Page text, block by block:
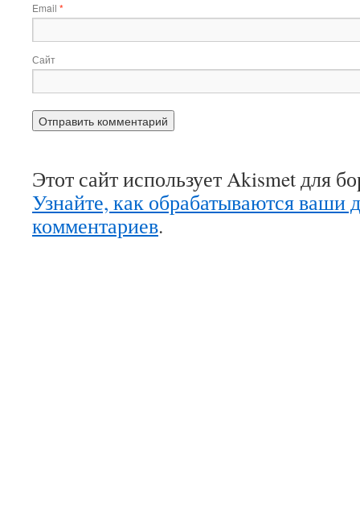
Email *
Сайт
Этот сайт использует Akismet для
Узнайте, как обрабатываются ваши
комментариев.